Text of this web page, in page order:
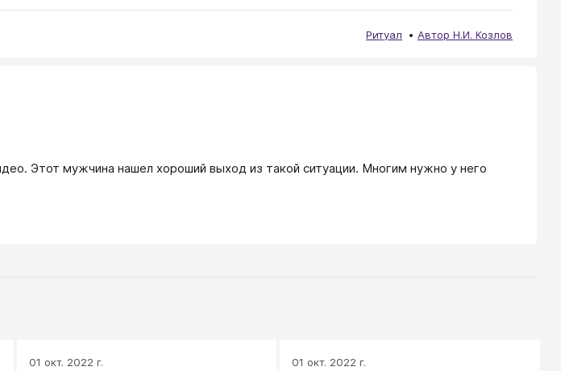
Ритуал Автор Н.И. Козлов
Этот мужчина нашел хороший выход из такой ситуации. Многим нужно у него
01 окт. 2022 г. 01 окт. 2022 г.